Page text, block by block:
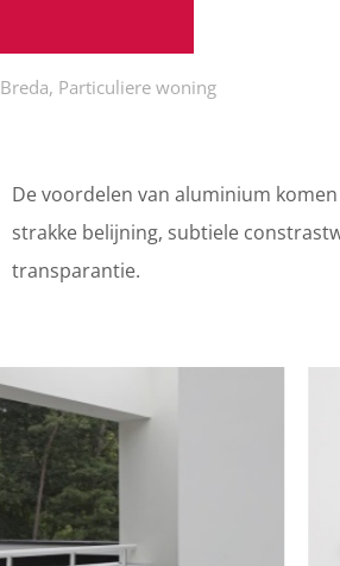
Breda, Particuliere woning
De voordelen van aluminium
strakke belijning, subtiele
transparantie.